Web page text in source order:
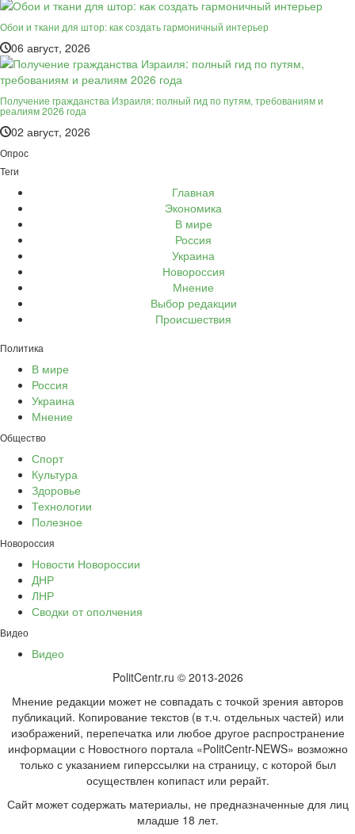
Обои и ткани для штор: как создать гармоничный интерьер
06 август, 2026
Получение гражданства Израиля: полный гид по путям, требованиям и
реалиям 2026 года
02 август, 2026
Опрос
Теги
Главная
Экономика
В мире
Россия
Украина
Новороссия
Мнение
Выбор редакции
Происшествия
Политика
В мире
Россия
Украина
Мнение
Общество
Спорт
Культура
Здоровье
Технологии
Полезное
Новороссия
Новости Новороссии
ДНР
ЛНР
Сводки от ополчения
Видео
Видео
PolitCentr.ru © 2013-2026
Мнение редакции может не совпадать с точкой зрения авторов
публикаций. Копирование текстов (в т.ч. отдельных частей) или
изображений, перепечатка или любое другое распространение
информации с Новостного портала «PolitCentr-NEWS» возможно
только с указанием гиперссылки на страницу, с которой был
осуществлен копипаст или рерайт.
Сайт может содержать материалы, не предназначенные для лиц
младше 18 лет.